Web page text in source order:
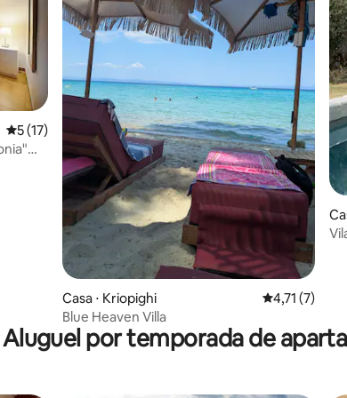
5 de uma avaliação média de 5, 17 avaliações
5 (17)
Casa ⋅ Kriopighi 4,71 de uma
4,71 (7)
Blue Heaven Villa
Aluguel por temporada de